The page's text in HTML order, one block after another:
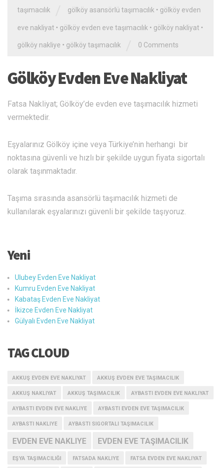
taşımacılık gölköy asansörlü taşımacılık • gölköy evden
eve nakliyat • gölköy evden eve taşımacılık • gölköy nakliyat •
gölköy nakliye • gölköy taşımacılık 0 Comments
Gölköy Evden Eve Nakliyat
Fatsa Nakliyat; Gölköy’de evden eve taşımacılık hizmeti
vermektedir.
Eşyalarınız Gölköy içine veya Türkiye’nin herhangi bir
noktasına güvenli ve hızlı bir şekilde uygun fiyata sigortalı
olarak taşınmaktadır.
Taşıma sırasında asansörlü taşımacılık hizmeti de
kullanılarak eşyalarınızı güvenli bir şekilde taşıyoruz.
Yeni
Ulubey Evden Eve Nakliyat
Kumru Evden Eve Nakliyat
Kabataş Evden Eve Nakliyat
İkizce Evden Eve Nakliyat
Gülyalı Evden Eve Nakliyat
TAG CLOUD
AKKUŞ EVDEN EVE NAKLIYAT AKKUŞ EVDEN EVE TAŞIMACILIK
AKKUŞ NAKLIYAT AKKUŞ TAŞIMACILIK AYBASTI EVDEN EVE NAKLIYAT
AYBASTI EVDEN EVE NAKLIYE AYBASTI EVDEN EVE TAŞIMACILIK
AYBASTI NAKLIYE AYBASTI SIGORTALI TAŞIMACILIK
EVDEN EVE NAKLIYE EVDEN EVE TAŞIMACILIK
EŞYA TAŞIMACILIĞI FATSADA NAKLIYE FATSA EVDEN EVE NAKLIYAT